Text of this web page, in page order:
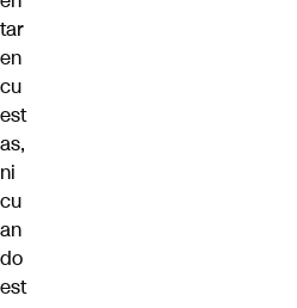
tar
en
cu
est
as,
ni
cu
an
do
est